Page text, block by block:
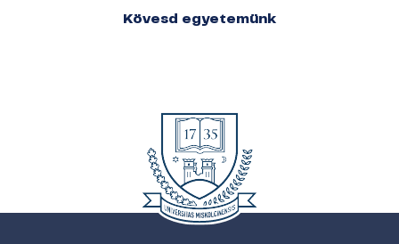
Kövesd egyetemünk